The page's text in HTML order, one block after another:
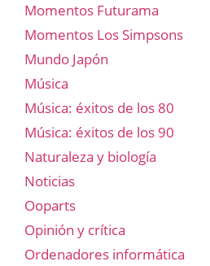
Momentos Futurama
Momentos Los Simpsons
Mundo Japón
Música
Música: éxitos de los 80
Música: éxitos de los 90
Naturaleza y biología
Noticias
Ooparts
Opinión y crítica
Ordenadores informática